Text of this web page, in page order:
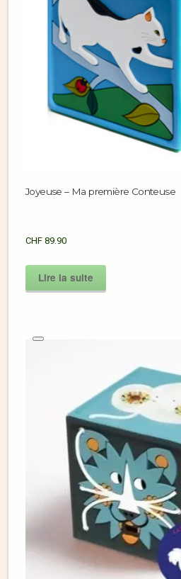
Joyeuse – Ma première Conteuse
CHF 89.90
Lire la suite